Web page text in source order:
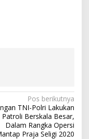
Pos berikutnya
TNI-Polri Lakukan
Patroli Berskala Besar,
Dalam Rangka Opersi
Praja Seligi 2020